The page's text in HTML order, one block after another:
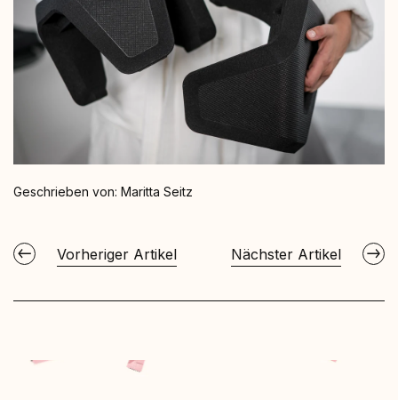
Geschrieben von: Maritta Seitz
Vorheriger Artikel Nächster Artikel